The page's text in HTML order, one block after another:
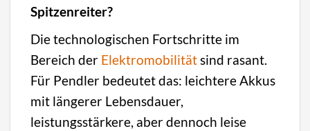
Spitzenreiter?
Die technologischen Fortschritte im
Bereich der Elektromobilitätsind rasant.
Für Pendler bedeutet das: leichtere Akkus
mit längerer Lebensdauer,
leistungsstärkere, aber dennoch leise